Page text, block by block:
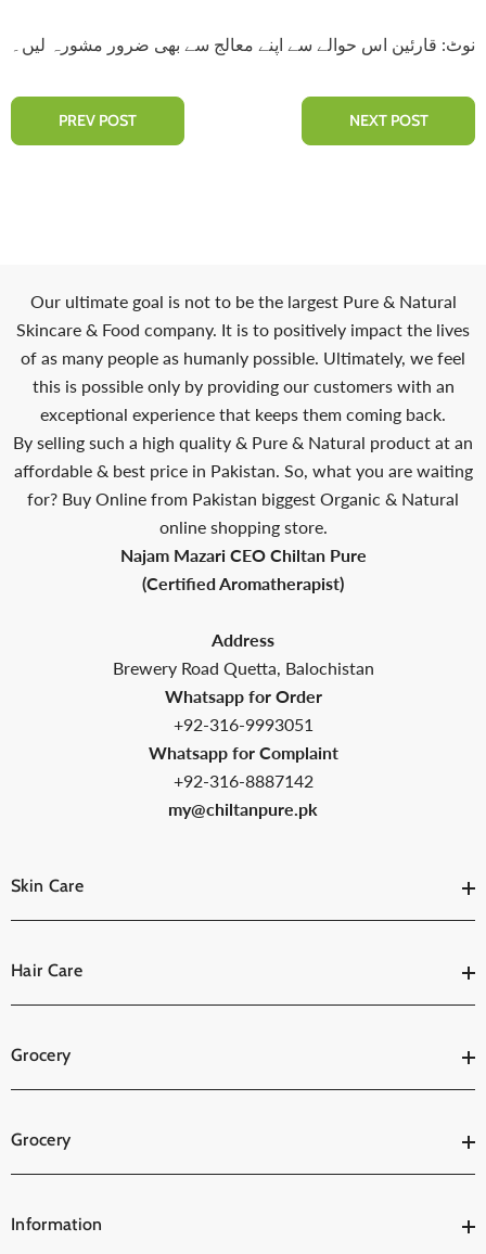
نوٹ: قارئین اس حوالے سے اپنے معالج سے بھی ضرور مشورہ لیں۔
PREV POST NEXT POST
Our ultimate goal is not to be the largest Pure & Natural
Skincare & Food company. It is to positively impact the lives
of as many people as humanly possible. Ultimately, we feel
this is possible only by providing our customers with an
exceptional experience that keeps them coming back.
By selling such a high quality & Pure & Natural product at an
affordable & best price in Pakistan. So, what you are waiting
for? Buy Online from Pakistan biggest Organic & Natural
online shopping store.
Najam Mazari CEO Chiltan Pure
(Certified Aromatherapist)
Address
Brewery Road Quetta, Balochistan
Whatsapp for Order
+92-316-9993051
Whatsapp for Complaint
+92-316-8887142
my@chiltanpure.pk
Skin Care
Hair Care
Grocery
Grocery
Information